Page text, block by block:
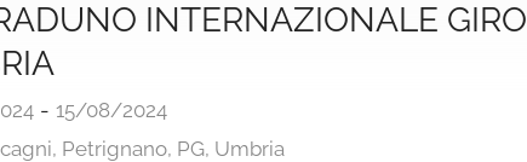
INTERNAZIONALE GIRO
- 15/08/2024
Petrignano, PG, Umbria